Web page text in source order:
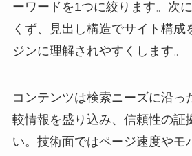
ーワードを1つに絞ります。次
くず、見出し構造でサイト構成
ジンに理解されやすくします。
コンテンツは検索ニーズに沿っ
較情報を盛り込み、信頼性の証
い。技術面ではページ速度やモ